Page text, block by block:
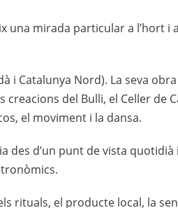
una mirada particular a l’hort i
i Catalunya Nord). La seva
del Bulli, el Celler de
el moviment i la dansa.
d’un punt de vista quotidià
rituals, el producte local, la